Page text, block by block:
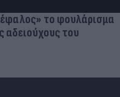
το φουλάρισμα
αδειούχους του